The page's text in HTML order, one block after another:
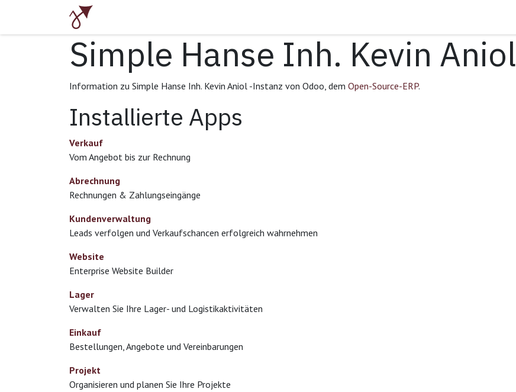
Zum Inhalt springen
Simple Hanse Inh. Kevin Aniol
Information zu Simple Hanse Inh. Kevin Aniol -Instanz von Odoo, dem Open-Source-ERP.
Installierte Apps
Verkauf
Vom Angebot bis zur Rechnung
Abrechnung
Rechnungen & Zahlungseingänge
Kundenverwaltung
Leads verfolgen und Verkaufschancen erfolgreich wahrnehmen
Website
Enterprise Website Builder
Lager
Verwalten Sie Ihre Lager- und Logistikaktivitäten
Einkauf
Bestellungen, Angebote und Vereinbarungen
Projekt
Organisieren und planen Sie Ihre Projekte